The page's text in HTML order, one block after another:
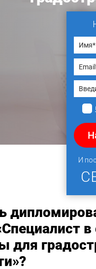
И
для